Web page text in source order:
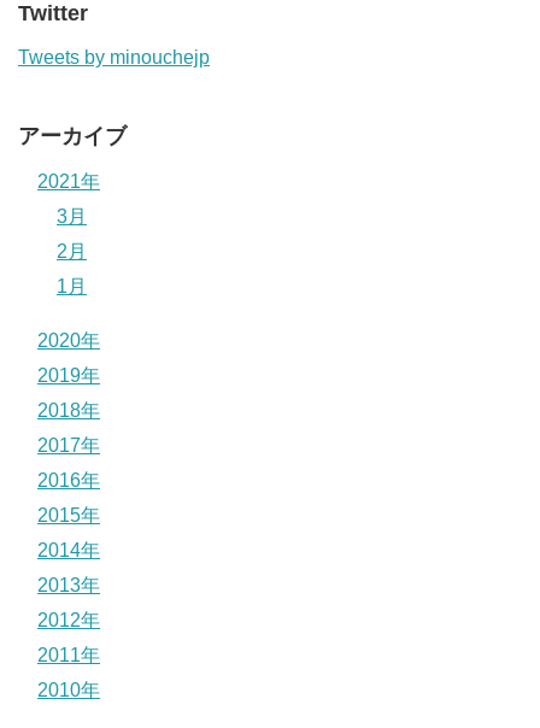
Twitter
Tweets by minouchejp
アーカイブ
2021年
3月
2月
1月
2020年
2019年
2018年
2017年
2016年
2015年
2014年
2013年
2012年
2011年
2010年